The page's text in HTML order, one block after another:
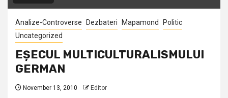
Analize-Controverse Dezbateri Mapamond
Politic
Uncategorized
EȘECUL MULTICULTURALISMULUI
GERMAN
November 13, 2010 Editor